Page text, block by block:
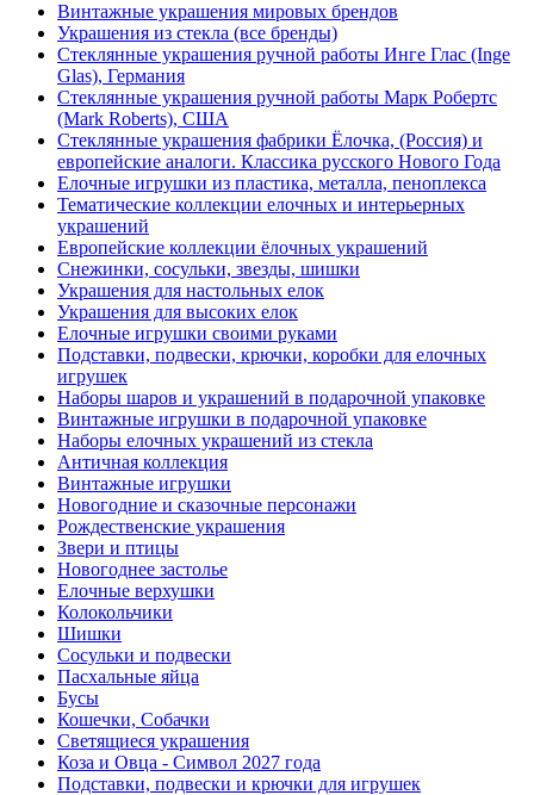
Винтажные украшения мировых брендов
Украшения из стекла (все бренды)
Стеклянные украшения ручной работы Инге Глас (Inge
Glas), Германия
Стеклянные украшения ручной работы Марк Робертс
(Mark Roberts), США
Стеклянные украшения фабрики Ёлочка, (Россия) и
европейские аналоги. Классика русского Нового Года
Елочные игрушки из пластика, металла, пеноплекса
Тематические коллекции елочных и интерьерных
украшений
Европейские коллекции ёлочных украшений
Снежинки, сосульки, звезды, шишки
Украшения для настольных елок
Украшения для высоких елок
Елочные игрушки своими руками
Подставки, подвески, крючки, коробки для елочных
игрушек
Наборы шаров и украшений в подарочной упаковке
Винтажные игрушки в подарочной упаковке
Наборы елочных украшений из стекла
Античная коллекция
Винтажные игрушки
Новогодние и сказочные персонажи
Рождественские украшения
Звери и птицы
Новогоднее застолье
Елочные верхушки
Колокольчики
Шишки
Сосульки и подвески
Пасхальные яйца
Бусы
Кошечки, Собачки
Светящиеся украшения
Коза и Овца - Символ 2027 года
Подставки, подвески и крючки для игрушек